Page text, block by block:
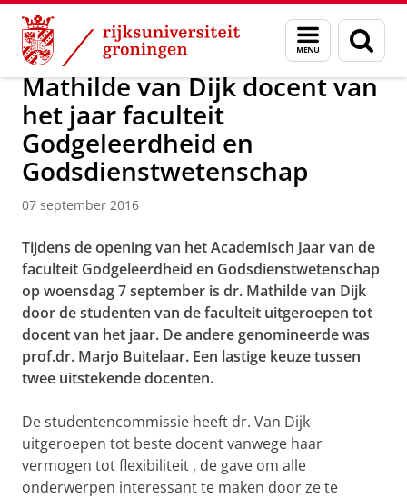
Skip
Content
Skip
Navigation
Menu
en
zoeken
Over ons Actueel Nieuws Nieuwsberichten
Mathilde van Dijk docent van
het jaar faculteit
Godgeleerdheid en
Godsdienstwetenschap
07 september 2016
Tijdens de opening van het Academisch Jaar van de
faculteit Godgeleerdheid en Godsdienstwetenschap
op woensdag 7 september is dr. Mathilde van Dijk
door de studenten van de faculteit uitgeroepen tot
docent van het jaar. De andere genomineerde was
prof.dr. Marjo Buitelaar. Een lastige keuze tussen
twee uitstekende docenten.
De studentencommissie heeft dr. Van Dijk
uitgeroepen tot beste docent vanwege haar
vermogen tot flexibiliteit , de gave om alle
onderwerpen interessant te maken door ze te